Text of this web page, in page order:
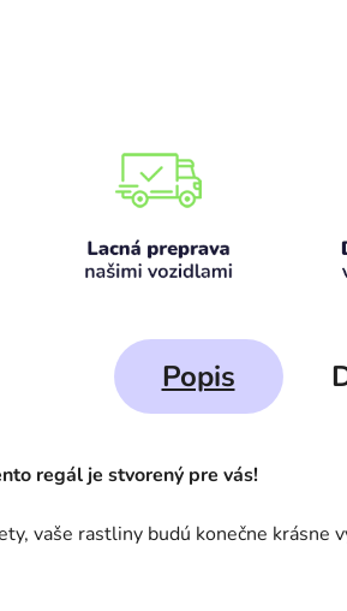
Popis
regál je stvorený pre vás!
vaše rastliny budú konečne krásne